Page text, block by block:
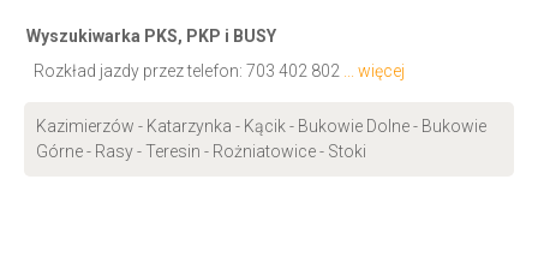
Wyszukiwarka PKS, PKP i BUSY
Rozkład jazdy przez telefon: 703 402 802 ... więcej
Kazimierzów - Katarzynka - Kącik - Bukowie Dolne - Bukowie
Górne - Rasy - Teresin - Rożniatowice - Stoki